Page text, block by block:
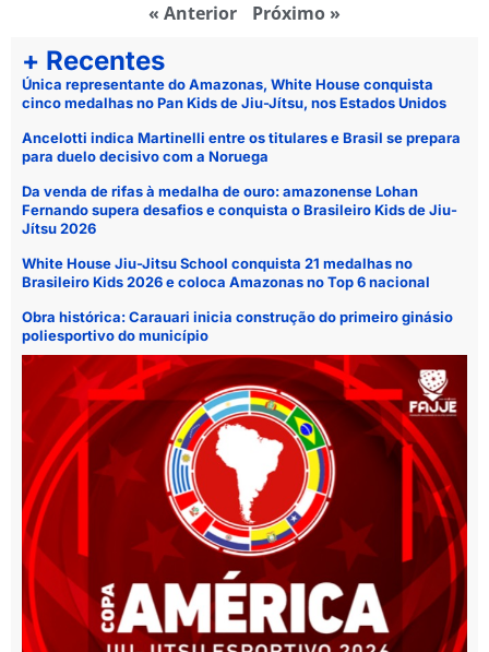
« Anterior Próximo »
+ Recentes
Única representante do Amazonas, White House conquista
cinco medalhas no Pan Kids de Jiu-Jítsu, nos Estados Unidos
Ancelotti indica Martinelli entre os titulares e Brasil se prepara
para duelo decisivo com a Noruega
Da venda de rifas à medalha de ouro: amazonense Lohan
Fernando supera desafios e conquista o Brasileiro Kids de Jiu-
Jítsu 2026
White House Jiu-Jitsu School conquista 21 medalhas no
Brasileiro Kids 2026 e coloca Amazonas no Top 6 nacional
Obra histórica: Carauari inicia construção do primeiro ginásio
poliesportivo do município